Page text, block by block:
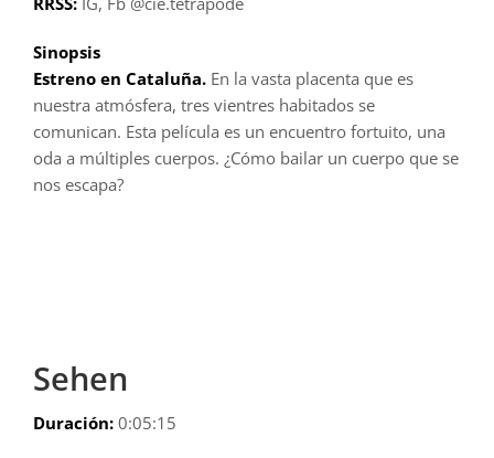
Sinopsis
Estreno en Cataluña.En la vasta placenta que es
nuestra atmósfera, tres vientres habitados se
comunican. Esta película es un encuentro fortuito, una
oda a múltiples cuerpos. ¿Cómo bailar un cuerpo que se
nos escapa?
Sehen
Duración: 0:05:15